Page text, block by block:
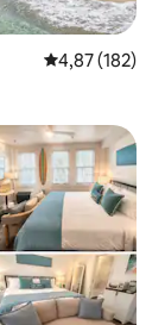
4,87 de uma
4,87 (182)